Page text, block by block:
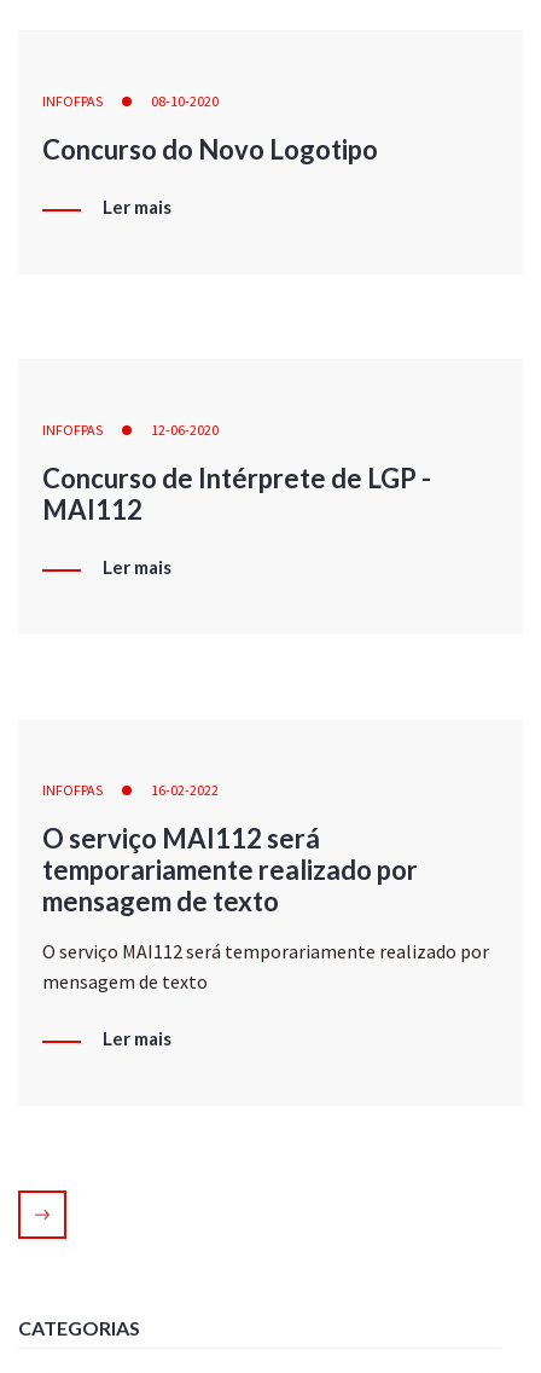
INFOFPAS 08-10-2020
Concurso do Novo Logotipo
Ler mais
INFOFPAS 12-06-2020
Concurso de Intérprete de LGP -
MAI112
Ler mais
INFOFPAS 16-02-2022
O serviço MAI112 será
temporariamente realizado por
mensagem de texto
O serviço MAI112 será temporariamente realizado por
mensagem de texto
Ler mais
CATEGORIAS